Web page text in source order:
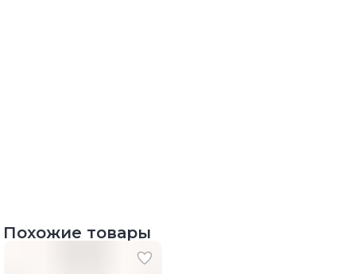
Похожие товары